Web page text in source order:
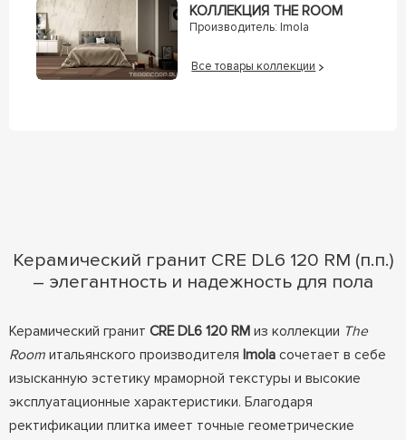
КОЛЛЕКЦИЯ THE ROOM
Производитель: Imola
Все товары коллекции
Керамический гранит CRE DL6 120 RM (п.п.)
– элегантность и надежность для пола
Керамический гранит CRE DL6 120 RMиз коллекции The
Roomитальянского производителя Imolaсочетает в себе
изысканную эстетику мраморной текстуры и высокие
эксплуатационные характеристики. Благодаря
ректификации плитка имеет точные геометрические